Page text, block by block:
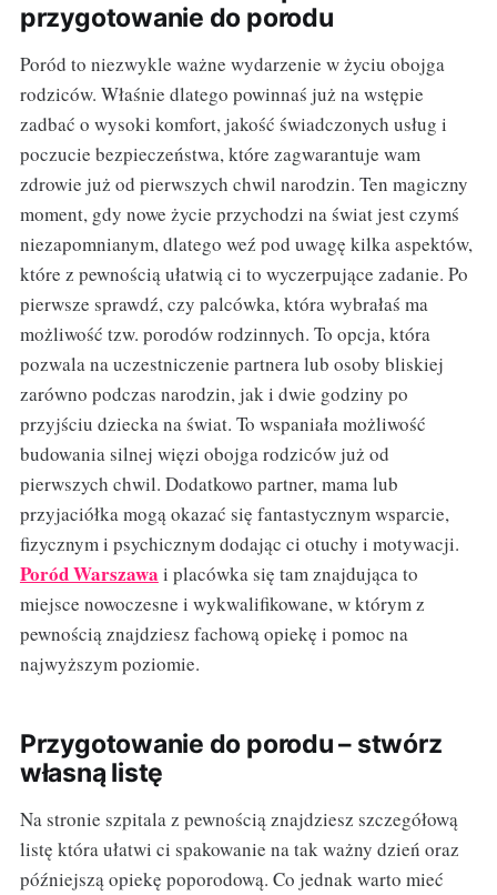
przygotowanie do porodu
Poród to niezwykle ważne wydarzenie w życiu obojga
rodziców. Właśnie dlatego powinnaś już na wstępie
zadbać o wysoki komfort, jakość świadczonych usług i
poczucie bezpieczeństwa, które zagwarantuje wam
zdrowie już od pierwszych chwil narodzin. Ten magiczny
moment, gdy nowe życie przychodzi na świat jest czymś
niezapomnianym, dlatego weź pod uwagę kilka aspektów,
które z pewnością ułatwią ci to wyczerpujące zadanie. Po
pierwsze sprawdź, czy palcówka, która wybrałaś ma
możliwość tzw. porodów rodzinnych. To opcja, która
pozwala na uczestniczenie partnera lub osoby bliskiej
zarówno podczas narodzin, jak i dwie godziny po
przyjściu dziecka na świat. To wspaniała możliwość
budowania silnej więzi obojga rodziców już od
pierwszych chwil. Dodatkowo partner, mama lub
przyjaciółka mogą okazać się fantastycznym wsparcie,
fizycznym i psychicznym dodając ci otuchy i motywacji.
Poród Warszawa i placówka się tam znajdująca to
miejsce nowoczesne i wykwalifikowane, w którym z
pewnością znajdziesz fachową opiekę i pomoc na
najwyższym poziomie.
Przygotowanie do porodu – stwórz
własną listę
Na stronie szpitala z pewnością znajdziesz szczegółową
listę która ułatwi ci spakowanie na tak ważny dzień oraz
późniejszą opiekę poporodową. Co jednak warto mieć